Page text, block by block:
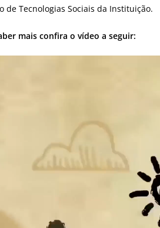
de Tecnologias Sociais da Instituição.
mais confira o vídeo a seguir: